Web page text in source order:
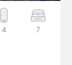
4 7